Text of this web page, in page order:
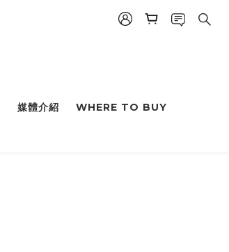
媒體介紹 WHERE TO BUY